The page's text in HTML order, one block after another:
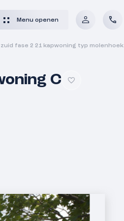
Menu openen
fase 2 21 kapwoning typ molenhoek
C